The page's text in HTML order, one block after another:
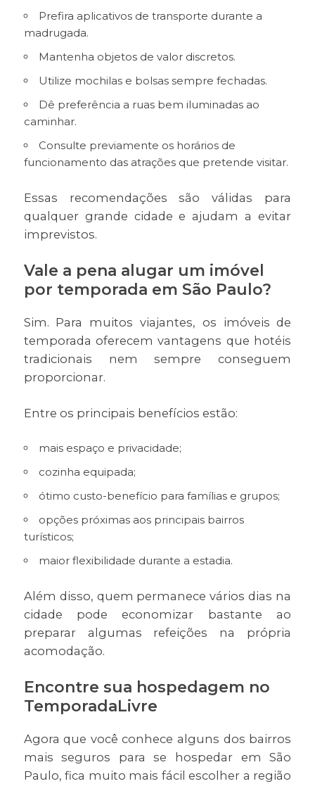
Prefira aplicativos de transporte durante a
madrugada.
Mantenha objetos de valor discretos.
Utilize mochilas e bolsas sempre fechadas.
Dê preferência a ruas bem iluminadas ao
caminhar.
Consulte previamente os horários de
funcionamento das atrações que pretende visitar.
Essas recomendações são válidas para
qualquer grande cidade e ajudam a evitar
imprevistos.
Vale a pena alugar um imóvel
por temporada em São Paulo?
Sim. Para muitos viajantes, os imóveis de
temporada oferecem vantagens que hotéis
tradicionais nem sempre conseguem
proporcionar.
Entre os principais benefícios estão:
mais espaço e privacidade;
cozinha equipada;
ótimo custo-benefício para famílias e grupos;
opções próximas aos principais bairros
turísticos;
maior flexibilidade durante a estadia.
Além disso, quem permanece vários dias na
cidade pode economizar bastante ao
preparar algumas refeições na própria
acomodação.
Encontre sua hospedagem no
TemporadaLivre
Agora que você conhece alguns dos bairros
mais seguros para se hospedar em São
Paulo, fica muito mais fácil escolher a região